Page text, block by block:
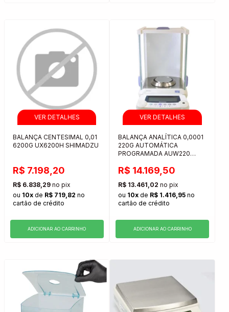
BALANÇA CENTESIMAL 0,01
6200G UX6200H SHIMADZU
R$ 7.198,20
R$ 6.838,29 no pix
ou 10x de R$ 719,82 no
cartão de crédito
ADICIONAR AO CARRINHO
BALANÇA ANALÍTICA 0,0001
220G AUTOMÁTICA
PROGRAMADA AUW220
R$ 14.169,50
R$ 13.461,02 no pix
ou 10x de R$ 1.416,95 no
cartão de crédito
ADICIONAR AO CARRINHO